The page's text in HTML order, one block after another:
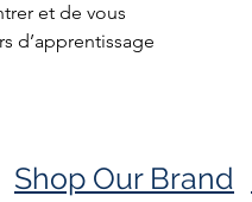
et de vous
d’apprentissage
Shop Our Brand